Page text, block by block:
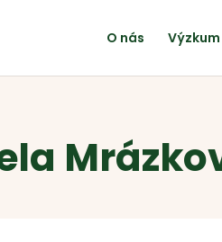
O nás Výzkum